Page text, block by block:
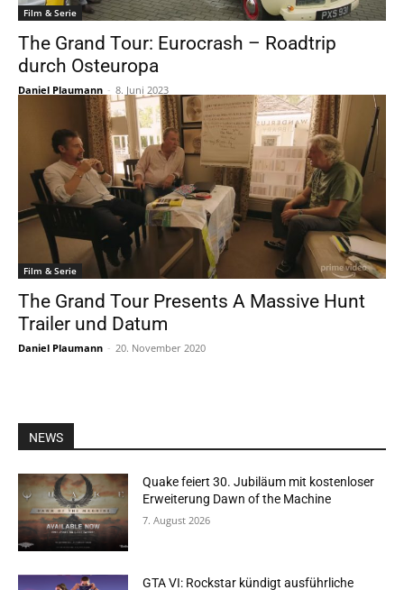
Film & Serie
The Grand Tour: Eurocrash – Roadtrip
durch Osteuropa
Daniel Plaumann - 8. Juni 2023
Film & Serie
The Grand Tour Presents A Massive Hunt
Trailer und Datum
Daniel Plaumann - 20. November 2020
NEWS
Quake feiert 30. Jubiläum mit kostenloser
Erweiterung Dawn of the Machine
7. August 2026
GTA VI: Rockstar kündigt ausführliche